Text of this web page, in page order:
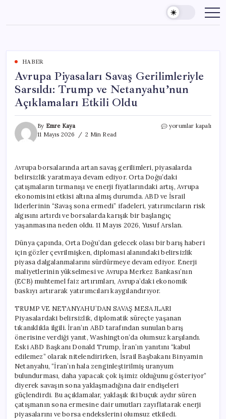
content
HABER
Avrupa Piyasaları Savaş Gerilimleriyle
Sarsıldı: Trump ve Netanyahu’nun
Açıklamaları Etkili Oldu
By Emre Kaya
11 Mayıs 2026
2 Min Read
Avrupa
Trump
ve
Netanyahu’nun
Açıklamaları
Etkili
için
yorumlar kapalı
Avrupa borsalarında artan savaş gerilimleri, piyasalarda
belirsizlik yaratmaya devam ediyor. Orta Doğu’daki
çatışmaların tırmanışı ve enerji fiyatlarındaki artış, Avrupa
ekonomisini etkisi altına almış durumda. ABD ve İsrail
liderlerinin “Savaş sona ermedi” ifadeleri, yatırımcıların risk
algısını artırdı ve borsalarda karışık bir başlangıç
yaşanmasına neden oldu. 11 Mayıs 2026, Yusuf Arslan.
Dünya çapında, Orta Doğu’dan gelecek olası bir barış haberi
için gözler çevrilmişken, diplomasi alanındaki belirsizlik
piyasa dalgalanmalarını sürdürmeye devam ediyor. Enerji
maliyetlerinin yükselmesi ve Avrupa Merkez Bankası’nın
(ECB) muhtemel faiz artırımları, Avrupa’daki ekonomik
baskıyı artırarak yatırımcıları kaygılandırıyor.
TRUMP VE NETANYAHU’DAN SAVAŞ MESAJLARI
Piyasalardaki belirsizlik, diplomatik süreçte yaşanan
tıkanıklıkla ilgili. İran’ın ABD tarafından sunulan barış
önerisine verdiği yanıt, Washington’da olumsuz karşılandı.
Eski ABD Başkanı Donald Trump, İran’ın yanıtını “kabul
edilemez” olarak nitelendirirken, İsrail Başbakanı Binyamin
Netanyahu, “İran’ın hala zenginleştirilmiş uranyum
bulundurması, daha yapacak çok işimiz olduğunu gösteriyor”
diyerek savaşın sona yaklaşmadığına dair endişeleri
güçlendirdi. Bu açıklamalar, yaklaşık iki buçuk aydır süren
çatışmanın sona ermesine dair umutları zayıflatarak enerji
piyasalarını ve borsa endekslerini olumsuz etkiledi.